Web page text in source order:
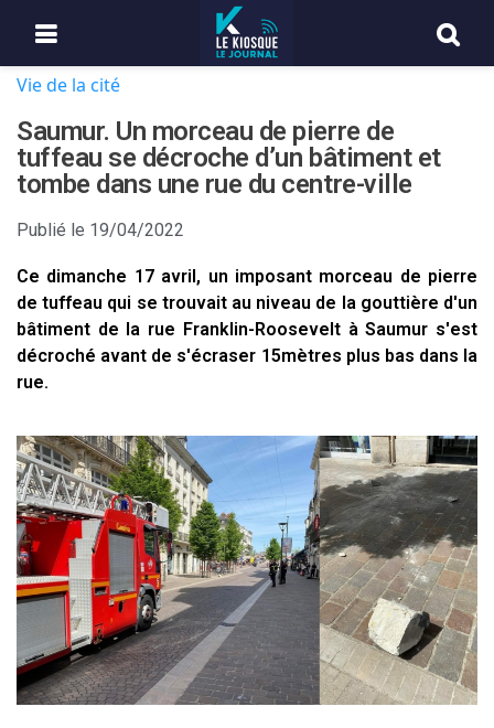
Vie de la cité
Saumur. Un morceau de pierre de
tuffeau se décroche d’un bâtiment et
tombe dans une rue du centre-ville
Publié le 19/04/2022
Ce dimanche 17 avril, un imposant morceau de pierre
de tuffeau qui se trouvait au niveau de la gouttière d'un
bâtiment de la rue Franklin-Roosevelt à Saumur s'est
décroché avant de s'écraser 15mètres plus bas dans la
rue.